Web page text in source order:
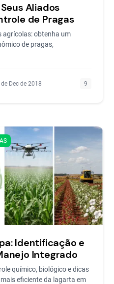
Aliados
de Pragas
agrícolas: obtenha um
de pragas,
Dec de 2018 9
Identificação e
Integrado
químico, biológico e dicas
eficiente da lagarta em